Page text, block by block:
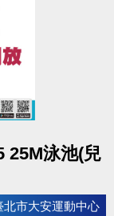
25M泳池(兒
北市大安運動中心